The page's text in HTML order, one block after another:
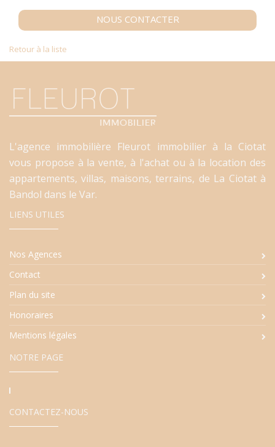
NOUS CONTACTER
Retour à la liste
L'agence immobilière Fleurot immobilier à la Ciotat
vous propose à la vente, à l'achat ou à la location des
appartements, villas, maisons, terrains, de La Ciotat à
Bandol dans le Var.
LIENS UTILES
Nos Agences
Contact
Plan du site
Honoraires
Mentions légales
NOTRE PAGE
CONTACTEZ-NOUS